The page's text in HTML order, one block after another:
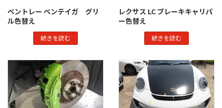
ベントレー ベンテイガ グリ
ル色替え
続きを読む
レクサス LC ブレーキキャリパ
ー色替え
続きを読む